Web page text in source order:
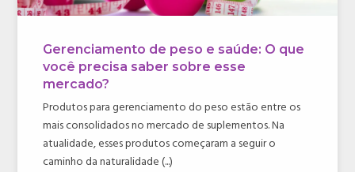
Gerenciamento de peso e saúde: O que
você precisa saber sobre esse
mercado?
Produtos para gerenciamento do peso estão entre os
mais consolidados no mercado de suplementos. Na
atualidade, esses produtos começaram a seguir o
caminho da naturalidade (...)